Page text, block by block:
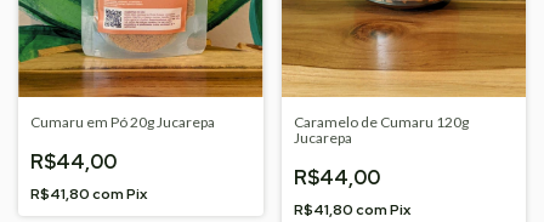
Cumaru em Pó 20g Jucarepa
R$44,00
R$41,80comPix
Caramelo de Cumaru 120g
Jucarepa
R$44,00
R$41,80comPix